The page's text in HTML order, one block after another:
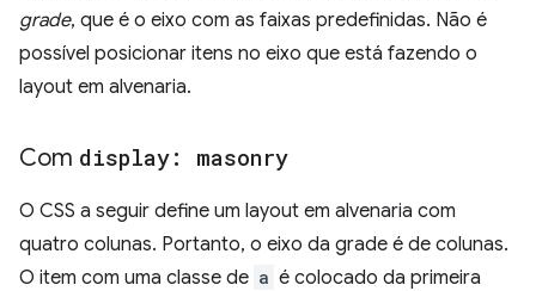
grade, que é o eixo com as faixas predefinidas. Não é
possível posicionar itens no eixo que está fazendo o
layout em alvenaria.
Com display: masonry
O CSS a seguir define um layout em alvenaria com
quatro colunas. Portanto, o eixo da grade é de colunas.
O item com uma classe de a é colocado da primeira